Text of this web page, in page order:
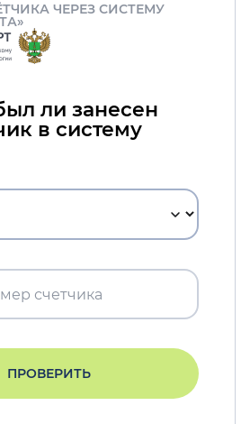
ЧЕРЕЗ СИСТЕМУ
ли занесен
в систему
ПРОВЕРИТЬ